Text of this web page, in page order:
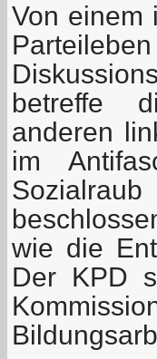
Von einem
betreffe
anderen
im
wie die
Der KPD